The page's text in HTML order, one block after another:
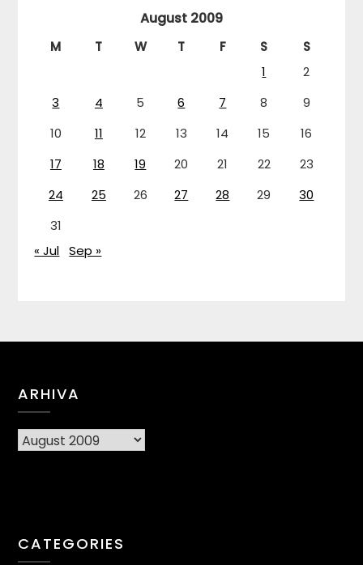
August 2009
M T W T F S
S
1
2
3
4 5 6 7 8
9
10
11 12 13 14 15
16
17
18 19 20 21 22
23
24
25 26 27 28 29
30
31
« Jul Sep »
ARHIVA
Arhiva
CATEGORIES